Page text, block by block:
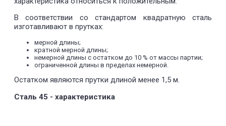
В соответствии со стандартом квадратную сталь
изготавливают в прутках:
мерной длины;
кратной мерной длины;
немерной длины с остатком до 10 % от массы партии;
ограниченной длины в пределах немерной.
Остатком являются прутки длиной менее 1,5 м.
Сталь 45 - характеристика